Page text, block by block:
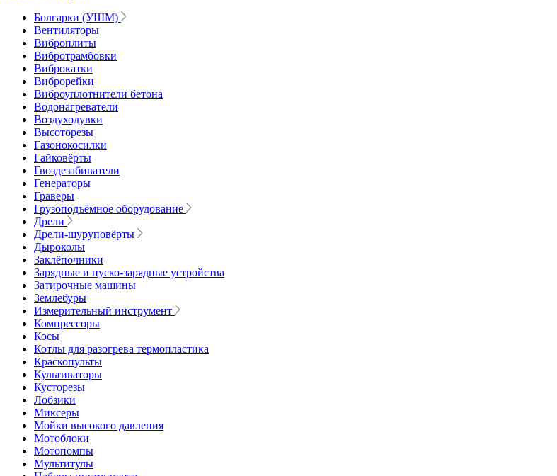
Болгарки (УШМ)
Вентиляторы
Виброплиты
Вибротрамбовки
Виброкатки
Виброрейки
Виброуплотнители бетона
Водонагреватели
Воздуходувки
Высоторезы
Газонокосилки
Гайковёрты
Гвоздезабиватели
Генераторы
Граверы
Грузоподъёмное оборудование
Дрели
Дрели-шуруповёрты
Дыроколы
Заклёпочники
Зарядные и пуско-зарядные устройства
Затирочные машины
Землебуры
Измерительный инструмент
Компрессоры
Косы
Котлы для разогрева термопластика
Краскопульты
Культиваторы
Кусторезы
Лобзики
Миксеры
Мойки высокого давления
Мотоблоки
Мотопомпы
Мультитулы